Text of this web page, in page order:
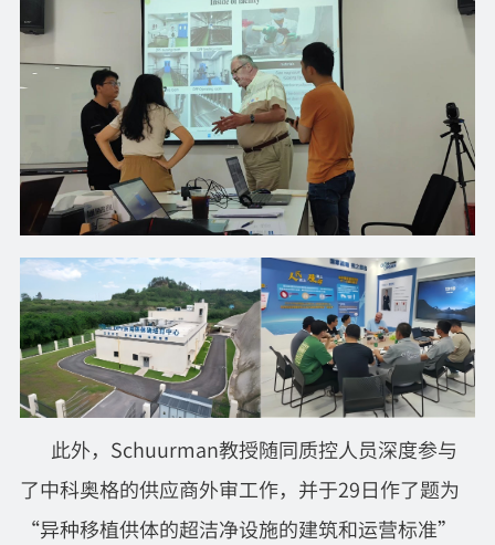
此外，Schuurman教授随同质控人员深度参与
了中科奥格的供应商外审工作，并于29日作了题为
“异种移植供体的超洁净设施的建筑和运营标准”